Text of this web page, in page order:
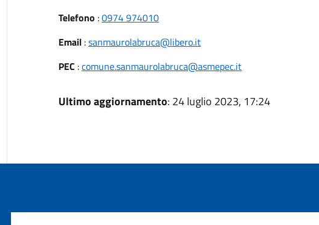
Telefono :0974 974010
Email:sanmaurolabruca@libero.it
PEC :comune.sanmaurolabruca@asmepec.it
Ultimo aggiornamento: 24 luglio 2023, 17:24